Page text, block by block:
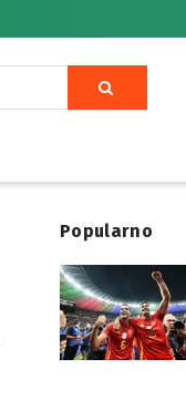
Popularno